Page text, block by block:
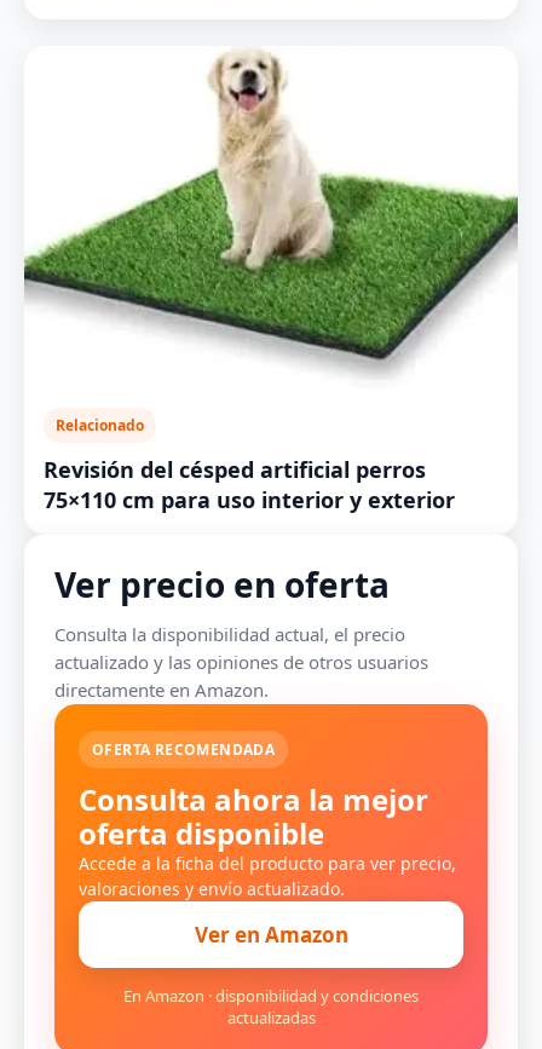
Relacionado
Revisión del césped artificial perros
75×110 cm para uso interior y exterior
Ver precio en oferta
Consulta la disponibilidad actual, el precio
actualizado y las opiniones de otros usuarios
directamente en Amazon.
OFERTA RECOMENDADA
Consulta ahora la mejor
oferta disponible
Accede a la ficha del producto para ver precio,
valoraciones y envío actualizado.
Ver en Amazon
En Amazon · disponibilidad y condiciones
actualizadas